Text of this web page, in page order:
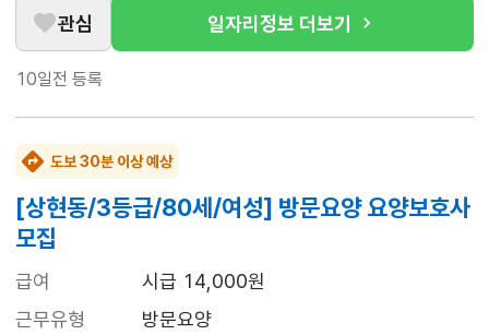
관심 일자리정보 더보기
10일전 등록
도보 30분 이상 예상
[상현동/3등급/80세/여성] 방문요양 요양보호사
모집
급여
시급 14,000원
근무유형
방문요양